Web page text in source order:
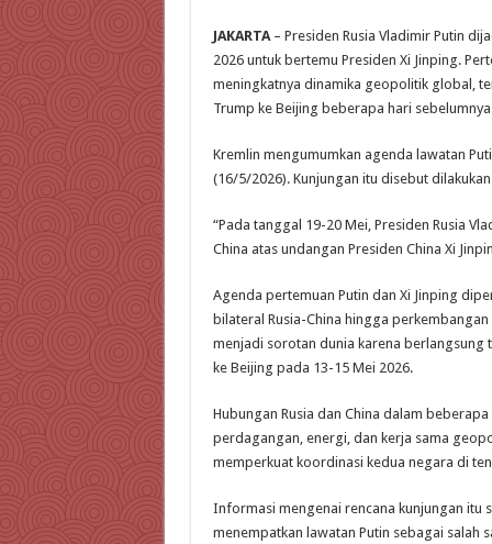
JAKARTA– Presiden Rusia Vladimir Putin
2026 untuk bertemu Presiden Xi Jinping.
meningkatnya dinamika geopolitik global,
Trump ke Beijing beberapa hari
Kremlin mengumumkan agenda lawatan
(16/5/2026). Kunjungan itu disebut
“Pada tanggal 19-20 Mei, Presiden Rusia
China atas undangan Presiden China Xi
Agenda pertemuan Putin dan Xi Jinping
bilateral Rusia-China hingga
menjadi sorotan dunia karena berlangsung
ke Beijing pada 13-15 Mei 2026.
Hubungan Rusia dan China dalam
perdagangan, energi, dan kerja sama
memperkuat koordinasi kedua negara di
Informasi mengenai rencana kunjungan itu
menempatkan lawatan Putin sebagai salah